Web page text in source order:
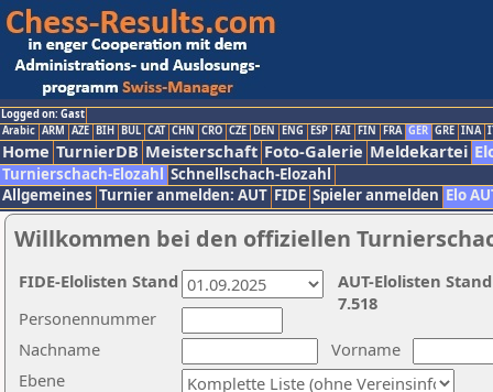
Logged on: Gast
Arabic ARM AZE BIH BUL CAT CHN CRO CZE DEN ENG ESP FAI FIN FRA GER GRE INA
Home TurnierDB Meisterschaft Foto-Galerie Meldekartei
Turnierschach-Elozahl Schnellschach-Elozahl
Allgemeines Turnier anmelden: AUT FIDE Spieler anmelden Elo
Willkommen bei den offiziellen
Nachname
Vorname
Ebene
Personennummer
AUT-Elolisten
7.518
FIDE-Elolisten Stand